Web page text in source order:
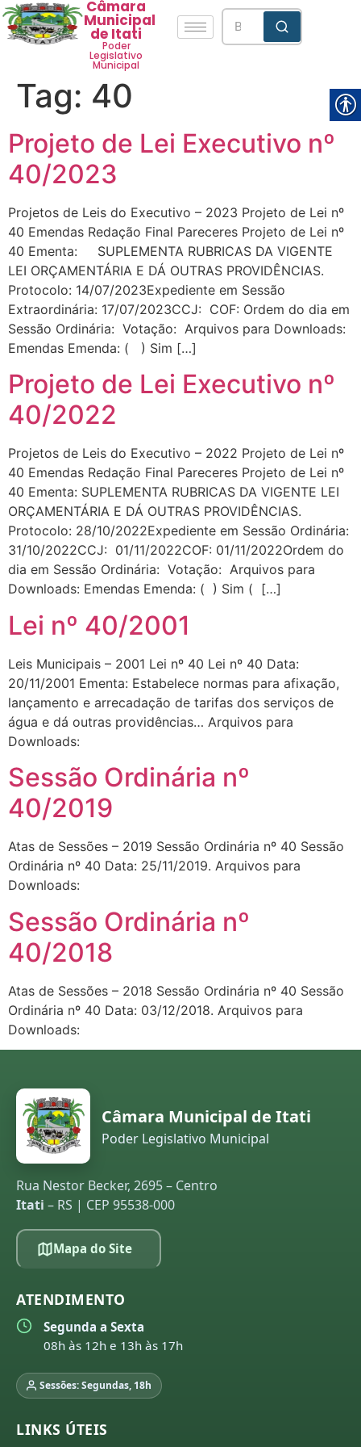
Câmara
Municipal
de Itati
Poder
Legislativo
Municipal
Tag: 40
Projeto de Lei Executivo nº
40/2023
Projetos de Leis do Executivo – 2023 Projeto de Lei nº
40 Emendas Redação Final Pareceres Projeto de Lei nº
40 Ementa: SUPLEMENTA RUBRICAS DA VIGENTE
LEI ORÇAMENTÁRIA E DÁ OUTRAS PROVIDÊNCIAS.
Protocolo: 14/07/2023Expediente em Sessão
Extraordinária: 17/07/2023CCJ: COF: Ordem do dia em
Sessão Ordinária: Votação: Arquivos para Downloads:
Emendas Emenda: ( ) Sim […]
Projeto de Lei Executivo nº
40/2022
Projetos de Leis do Executivo – 2022 Projeto de Lei nº
40 Emendas Redação Final Pareceres Projeto de Lei nº
40 Ementa: SUPLEMENTA RUBRICAS DA VIGENTE LEI
ORÇAMENTÁRIA E DÁ OUTRAS PROVIDÊNCIAS.
Protocolo: 28/10/2022Expediente em Sessão Ordinária:
31/10/2022CCJ: 01/11/2022COF: 01/11/2022Ordem do
dia em Sessão Ordinária: Votação: Arquivos para
Downloads: Emendas Emenda: ( ) Sim ( […]
Lei nº 40/2001
Leis Municipais – 2001 Lei nº 40 Lei nº 40 Data:
20/11/2001 Ementa: Estabelece normas para afixação,
lançamento e arrecadação de tarifas dos serviços de
água e dá outras providências… Arquivos para
Downloads:
Sessão Ordinária nº
40/2019
Atas de Sessões – 2019 Sessão Ordinária nº 40 Sessão
Ordinária nº 40 Data: 25/11/2019. Arquivos para
Downloads:
Sessão Ordinária nº
40/2018
Atas de Sessões – 2018 Sessão Ordinária nº 40 Sessão
Ordinária nº 40 Data: 03/12/2018. Arquivos para
Downloads:
Câmara Municipal de Itati
Poder Legislativo Municipal
Rua Nestor Becker, 2695 – Centro
Itati – RS | CEP 95538-000
Mapa do Site
ATENDIMENTO
Segunda a Sexta
08h às 12h e 13h às 17h
Sessões: Segundas, 18h
LINKS ÚTEIS